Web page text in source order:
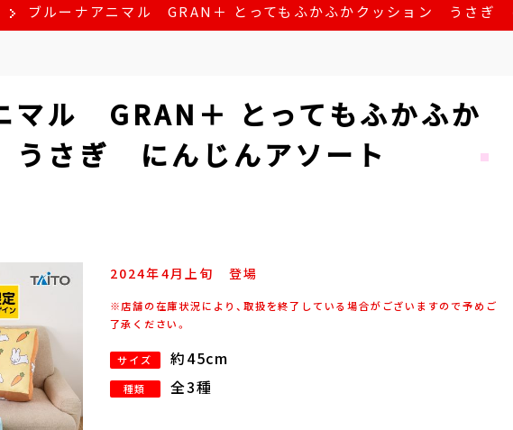
ブルーナアニマル GRAN＋ とってもふかふかクッション うさぎ
マル GRAN＋ とってもふかふか
さぎ にんじんアソート
2024年4月上旬 登場
※店舗の在庫状況により、取扱を終了している場合がございますので予めご
了承ください。
サイズ 約45cm
種類 全3種